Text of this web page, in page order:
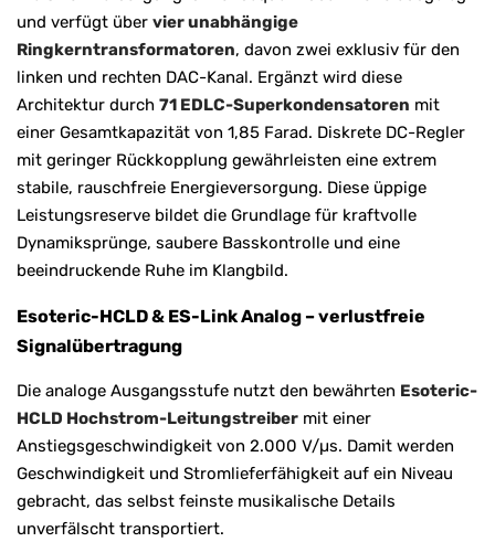
und verfügt über vier unabhängige
Ringkerntransformatoren, davon zwei exklusiv für den
linken und rechten DAC-Kanal. Ergänzt wird diese
Architektur durch 71 EDLC-Superkondensatoren mit
einer Gesamtkapazität von 1,85 Farad. Diskrete DC-Regler
mit geringer Rückkopplung gewährleisten eine extrem
stabile, rauschfreie Energieversorgung. Diese üppige
Leistungsreserve bildet die Grundlage für kraftvolle
Dynamiksprünge, saubere Basskontrolle und eine
beeindruckende Ruhe im Klangbild.
Esoteric-HCLD & ES-Link Analog – verlustfreie
Signalübertragung
Die analoge Ausgangsstufe nutzt den bewährten Esoteric-
HCLD Hochstrom-Leitungstreiber mit einer
Anstiegsgeschwindigkeit von 2.000 V/µs. Damit werden
Geschwindigkeit und Stromlieferfähigkeit auf ein Niveau
gebracht, das selbst feinste musikalische Details
unverfälscht transportiert.